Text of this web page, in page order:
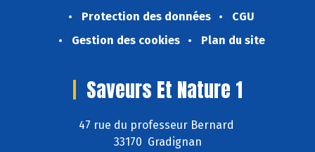
Protection des données
CGU
Gestion des cookies
Plan du site
Saveurs Et Nature 1
47 rue du professeur Bernard
33170 Gradignan